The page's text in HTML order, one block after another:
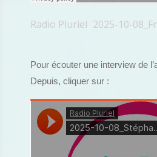
Radio Pluriel · 2025-10-
Pour écouter une interview de
Depuis, cliquer sur :